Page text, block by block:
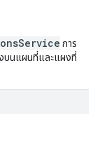
การ
บนแผนที่และแผงที่